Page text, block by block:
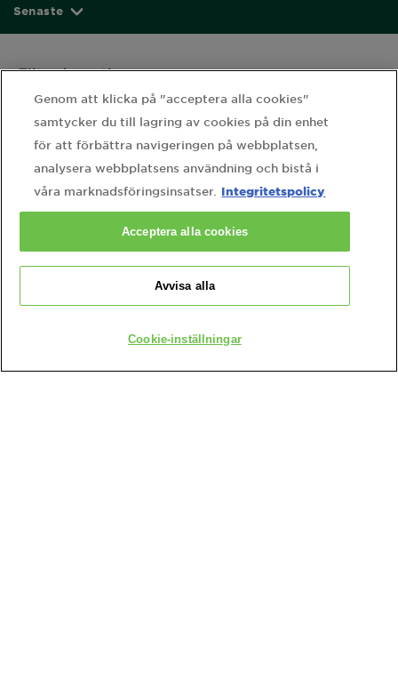
Senaste
Filter by rating
1 stjärna 2 stjärnor
3 stjärnor
Ingen data hittades
Genom att klicka på "acceptera alla cookies"
samtycker du till lagring av cookies på din enhet
för att förbättra navigeringen på webbplatsen,
analysera webbplatsens användning och bistå i
våra marknadsföringsinsatser. Integritetspolicy
Cookie-inställningar
Avvisa alla
Acceptera alla cookies